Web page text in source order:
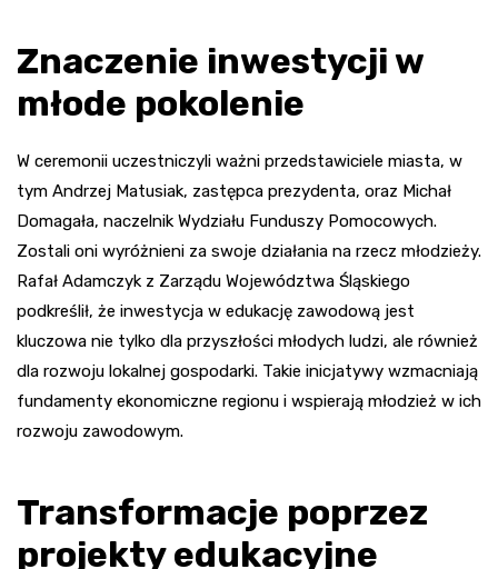
Znaczenie inwestycji w
młode pokolenie
W ceremonii uczestniczyli ważni przedstawiciele miasta, w
tym Andrzej Matusiak, zastępca prezydenta, oraz Michał
Domagała, naczelnik Wydziału Funduszy Pomocowych.
Zostali oni wyróżnieni za swoje działania na rzecz młodzieży.
Rafał Adamczyk z Zarządu Województwa Śląskiego
podkreślił, że inwestycja w edukację zawodową jest
kluczowa nie tylko dla przyszłości młodych ludzi, ale również
dla rozwoju lokalnej gospodarki. Takie inicjatywy wzmacniają
fundamenty ekonomiczne regionu i wspierają młodzież w ich
rozwoju zawodowym.
Transformacje poprzez
projekty edukacyjne